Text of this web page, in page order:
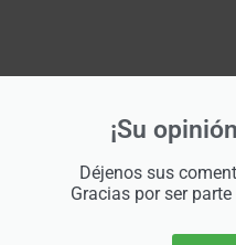
¡Su
Déjenos sus
Gracias por ser